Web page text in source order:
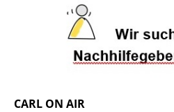
CARL ON AIR